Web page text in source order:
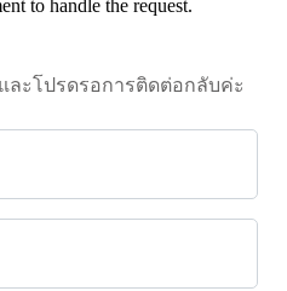
ะโปรดรอการติดต่อกลับค่ะ